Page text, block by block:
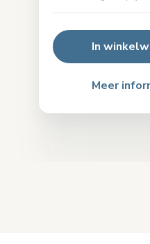
In
Meer